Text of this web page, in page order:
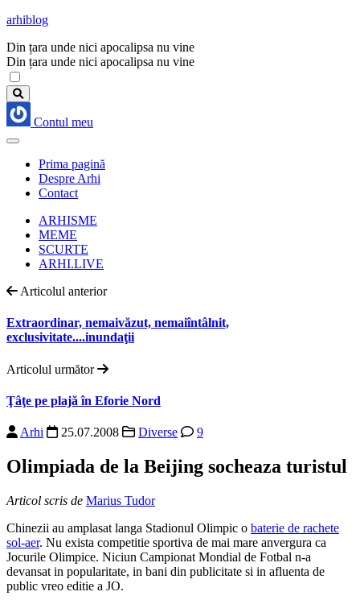
arhiblog
Din țara unde nici apocalipsa nu vine
Din țara unde nici apocalipsa nu vine
Contul meu
Prima pagină
Despre Arhi
Contact
ARHISME
MEME
SCURTE
ARHI.LIVE
Articolul anterior
Extraordinar, nemaivăzut, nemaiîntâlnit,
exclusivitate....inundaţii
Articolul următor
Ţâţe pe plajă în Eforie Nord
Arhi 25.07.2008 Diverse 9
Olimpiada de la Beijing socheaza turistul
Articol scris de Marius Tudor
Chinezii au amplasat langa Stadionul Olimpic o baterie de rachete
sol-aer. Nu exista competitie sportiva de mai mare anvergura ca
Jocurile Olimpice. Niciun Campionat Mondial de Fotbal n-a
devansat in popularitate, in bani din publicitate si in afluenta de
public vreo editie a JO.